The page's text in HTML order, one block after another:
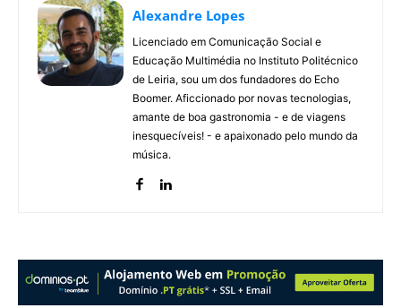
Alexandre Lopes
Licenciado em Comunicação Social e
Educação Multimédia no Instituto Politécnico
de Leiria, sou um dos fundadores do Echo
Boomer. Aficcionado por novas tecnologias,
amante de boa gastronomia - e de viagens
inesquecíveis! - e apaixonado pelo mundo da
música.